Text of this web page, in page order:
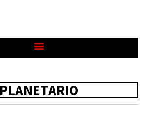
PLANETARIO